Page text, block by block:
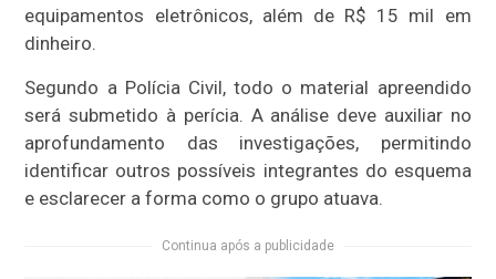
equipamentos eletrônicos, além de R$ 15 mil em
dinheiro.
Segundo a Polícia Civil, todo o material apreendido
será submetido à perícia. A análise deve auxiliar no
aprofundamento das investigações, permitindo
identificar outros possíveis integrantes do esquema
e esclarecer a forma como o grupo atuava.
Continua após a publicidade